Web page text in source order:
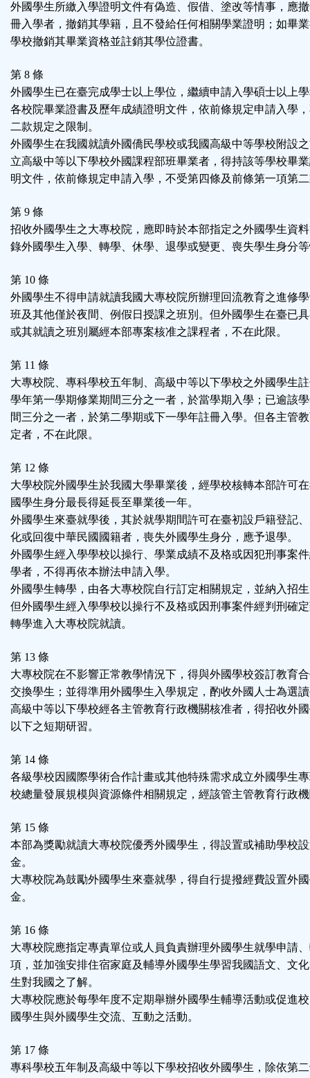
外國學生所繳入學證明文件有偽造、假借、塗改等情事，應
冊入學者，撤銷其學籍，且不發給任何相關學業證明；如畢
學校撤銷其畢業資格並註銷其學位證書。
第 8 條
外國學生已在臺完成學士以上學位，繼續申請入學碩士以上
各校院畢業證書及歷年成績證明文件，依前條規定申請入學
二款規定之限制。
外國學生在我國就讀外國僑民學校或我國高級中等學校附設
立高級中等以下學校外國課程部班畢業者，得持該等學校畢
明文件，依前條規定申請入學，不受第四條及前條第一項第
第 9 條
招收外國學生之大專校院，應即時於本部指定之外國學生資
錄外國學生入學、轉學、休學、退學或變更、喪失學生身分
第 10 條
外國學生不得申請就讀我國大專校院所辦理回流教育之進修
班及其他僅於夜間、例假日授課之班別。但外國學生在臺已
或其就讀之班別屬經本部專案核准之課程者，不在此限。
第 11 條
大專校院、專科學校五年制、高級中等以下學校之外國學生
學年第一學期修業期間三分之一者，於當學期入學；已逾該
間三分之一者，於第二學期或下一學年註冊入學。但各主管
定者，不在此限。
第 12 條
大學校院外國學生於我國大學畢業後，經學校核轉本部許可
國學生身分最長得延長至畢業後一年。
外國學生來臺就學後，其於就學期間許可在臺初設戶籍登記
化或回復中華民國國籍者，喪失外國學生身分，應予退學。
外國學生經入學學校以操行、學業成績不及格或因犯刑事案
學者，不得再依本辦法申請入學。
外國學生轉學，由各大專校院自行訂定相關規定，並納入招
但外國學生經入學學校以操行不及格或因刑事案件經判刑確
轉學進入大專校院就讀。
第 13 條
大專校院在不影響正常教學情況下，得與外國學校簽訂教育
交換學生；並得準用外國學生入學規定，酌收外國人士為選
高級中等以下學校經各主管教育行政機關核准者，得招收外
以下之短期研習。
第 14 條
各級學校因國際學術合作計畫或其他特殊需求成立外國學生
校總量發展規模與資源條件相關規定，經該管主管教育行政
第 15 條
本部為獎勵就讀大專校院優秀外國學生，得設置或補助學校
金。
大專校院為鼓勵外國學生來臺就學，得自行提撥經費設置外
金。
第 16 條
大專校院應指定專責單位或人員負責辦理外國學生就學申請
項，並加強安排住宿家庭及輔導外國學生學習我國語文、文
生對我國之了解。
大專校院應於每學年度不定期舉辦外國學生輔導活動或促進
國學生與外國學生交流、互動之活動。
第 17 條
專科學校五年制及高級中等以下學校招收外國學生，除依第